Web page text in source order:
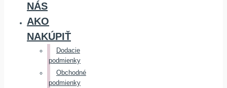
NÁS
AKO
NAKÚPIŤ
Dodacie
podmienky
Obchodné
podmienky